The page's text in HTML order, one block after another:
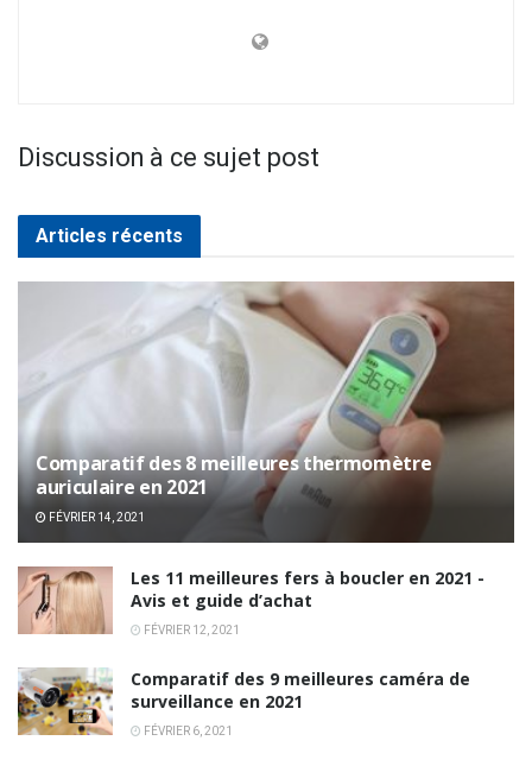
Discussion à ce sujet post
Articles récents
Comparatif des 8 meilleures thermomètre
auriculaire en 2021
FÉVRIER 14, 2021
Les 11 meilleures fers à boucler en 2021 -
Avis et guide d’achat
FÉVRIER 12, 2021
Comparatif des 9 meilleures caméra de
surveillance en 2021
FÉVRIER 6, 2021